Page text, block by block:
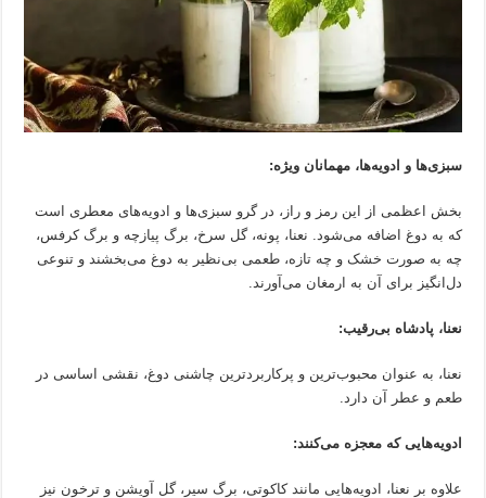
سبزی‌ها و ادویه‌ها، مهمانان ویژه:
بخش اعظمی از این رمز و راز، در گرو سبزی‌ها و ادویه‌های معطری است
که به دوغ اضافه می‌شود. نعنا، پونه، گل سرخ، برگ پیازچه و برگ کرفس،
چه به صورت خشک و چه تازه، طعمی بی‌نظیر به دوغ می‌بخشند و تنوعی
دل‌انگیز برای آن به ارمغان می‌آورند.
نعنا، پادشاه بی‌رقیب:
نعنا، به عنوان محبوب‌ترین و پرکاربردترین چاشنی دوغ، نقشی اساسی در
طعم و عطر آن دارد.
ادویه‌هایی که معجزه می‌کنند:
علاوه بر نعنا، ادویه‌هایی مانند کاکوتی، برگ سیر، گل آویشن و ترخون نیز